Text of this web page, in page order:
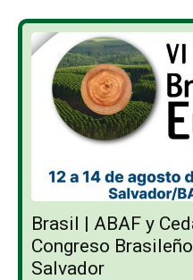
Brasil | ABAF y
Congreso
Salvador